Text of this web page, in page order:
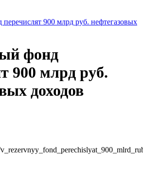
900 млрд руб. нефтегазовых
фонд
900 млрд руб.
доходов